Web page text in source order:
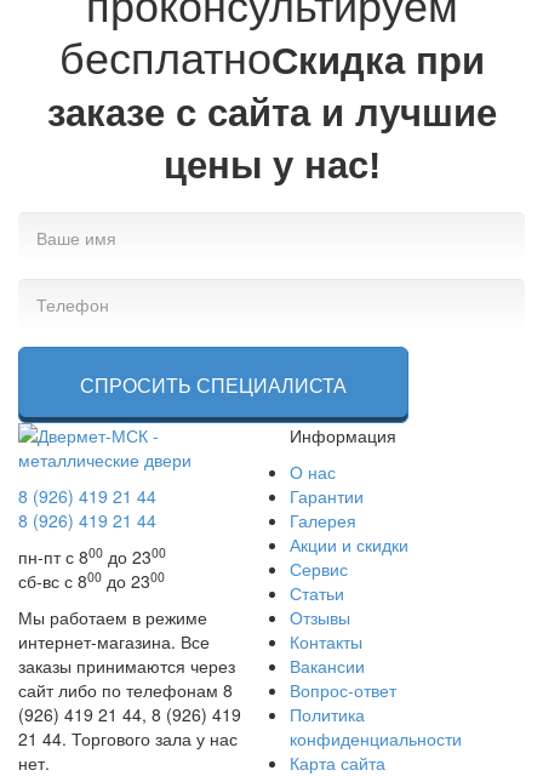
бесплатноCкидка при
заказе с сайта и лучшие
цены у нас!
СПРОСИТЬ СПЕЦИАЛИСТА
8 (926) 419 21 44
8 (926) 419 21 44
пн-пт с 800 до 2300
сб-вс с 800 до 2300
Мы работаем в режиме
интернет-магазина. Все
заказы принимаются через
сайт либо по телефонам 8
(926) 419 21 44, 8 (926) 419
21 44. Торгового зала у нас
нет.
Информация
О нас
Гарантии
Галерея
Акции и скидки
Сервис
Статьи
Отзывы
Контакты
Вакансии
Вопрос-ответ
Политика
конфиденциальности
Карта сайта